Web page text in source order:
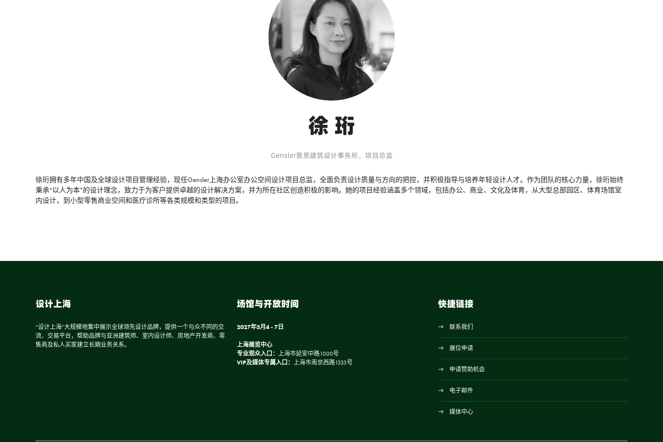
徐 珩
Gensler晋思建筑设计事务所，项目总监
徐珩拥有多年中国及全球设计项目管理经验，现任Gensler上海办公室办公空间设计项目总监，全面负责设计质量与方向的把控，并积极指导与培养年轻设计人才。作为团队的核心力量，徐珩始终
秉承“以人为本”的设计理念，致力于为客户提供卓越的设计解决方案，并为所在社区创造积极的影响。她的项目经验涵盖多个领域，包括办公、商业、文化及体育，从大型总部园区、体育场馆室
内设计，到小型零售商业空间和医疗诊所等各类规模和类型的项目。
设计上海
“设计上海”大规模地集中展示全球领先设计品牌，提供一个与众不同的交
流、交易平台，帮助品牌与亚洲建筑师、室内设计师、房地产开发商、零
售商及私人买家建立长期业务关系。
场馆与开放时间
2027年3月4 - 7日
上海展览中心
专业观众入口： 上海市延安中路1000号
VIP及媒体专属入口： 上海市南京西路1333号
快捷链接
联系我们
展位申请
申请赞助机会
电子邮件
媒体中心